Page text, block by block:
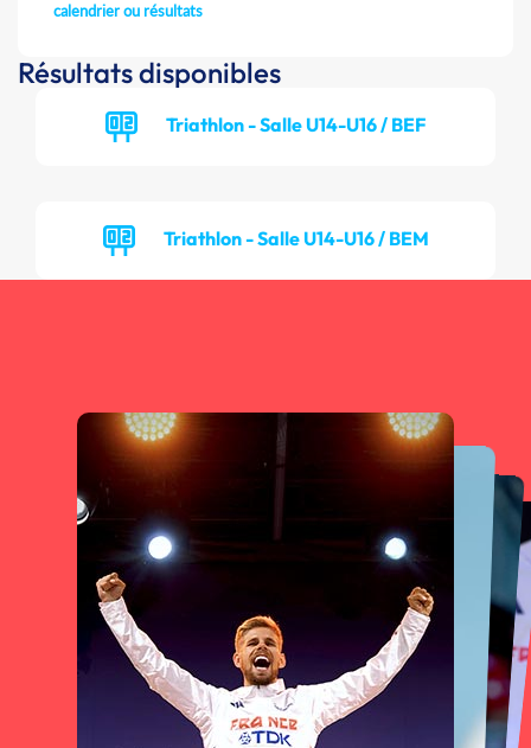
calendrier ou résultats
Résultats disponibles
Triathlon - Salle U14-U16 / BEF
Triathlon - Salle U14-U16 / BEM